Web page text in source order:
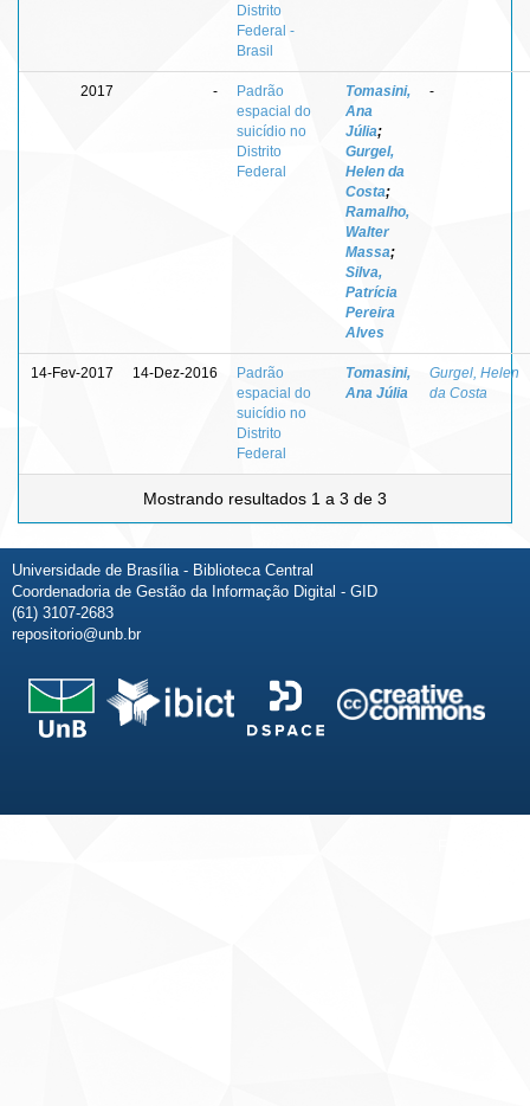
Distrito
Federal -
Brasil
2017 -
Padrão
espacial do
suicídio no
Distrito
Federal
Tomasini,
Ana
Júlia;
Gurgel,
Helen da
Costa;
Ramalho,
Walter
Massa;
Silva,
Patrícia
Pereira
Alves
-
14-Fev-2017 14-Dez-2016
Padrão
espacial do
suicídio no
Distrito
Federal
Tomasini,
Ana Júlia
Gurgel, Helen
da Costa
Mostrando resultados 1 a 3 de 3
Universidade de Brasília - Biblioteca Central
Coordenadoria de Gestão da Informação Digital - GID
(61) 3107-2683
repositorio@unb.br